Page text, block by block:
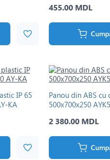
455.00 MDL
IP 65
KA
Panou din ABS cu
500x700x250
2 380.00 MDL